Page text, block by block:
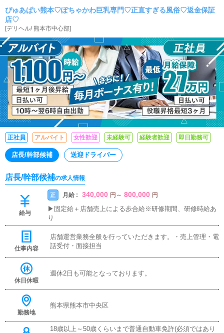
ぴゅあぱい熊本♡ぽちゃかわ巨乳専門♡正直すぎる風俗♡返金保証
店♡
[デリヘル/熊本市中心部]
正社員 アルバイト 女性歓迎 未経験可 経験者歓迎 即日勤務可
店長/幹部候補 送迎ドライバー
店長/幹部候補の求人情報
給与
正 月給 : 340,000 円 ～ 800,000 円
▶固定給＋店舗売上による歩合給※研修期間、研修時給あ
り
仕事内容
店舗運営業務全般を行っていただきます。・売上管理・電
話受付・面接担当
休日休暇
週休2日も可能となっております。
勤務地
熊本県熊本市中央区
18歳以上～50歳くらいまで普通自動車免許(必須ではあり